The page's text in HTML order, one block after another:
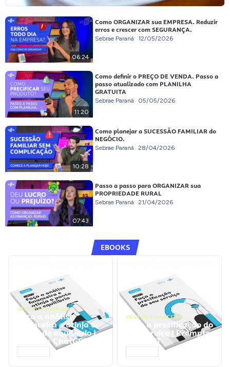
06:24
Como ORGANIZAR sua EMPRESA. Reduzir
erros e crescer com SEGURANÇA.
Sebrae Paraná 12/05/2026
11:20
Como definir o PREÇO DE VENDA. Passo a
passo atualizado com PLANILHA
GRATUITA
Sebrae Paraná 05/05/2026
10:28
Como planejar a SUCESSÃO FAMILIAR do
NEGÓCIO.
Sebrae Paraná 28/04/2026
07:43
Passo a passo para ORGANIZAR sua
PROPRIEDADE RURAL
Sebrae Paraná 21/04/2026
EBOOKS
GESTÃO FINANCEIRA
Faça a análise
financeira e atinja o
ponto de equilíbrio |
Prompts ChatGPT
GESTÃO FINANCEIRA
Faça a precificação do
seu serviço | Prompts
ChatGPT